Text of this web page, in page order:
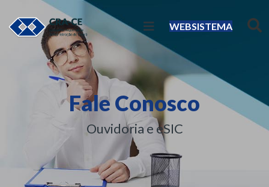
WEBSISTEMA
Fale Conosco
Ouvidoria e eSIC